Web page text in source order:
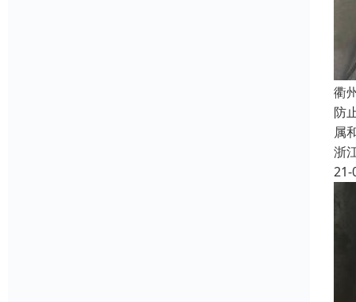
衢
防
属
浙
21-